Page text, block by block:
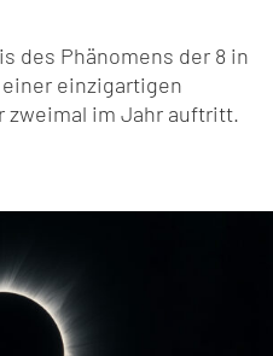
des Phänomens der 8 in
einer einzigartigen
zweimal im Jahr auftritt.